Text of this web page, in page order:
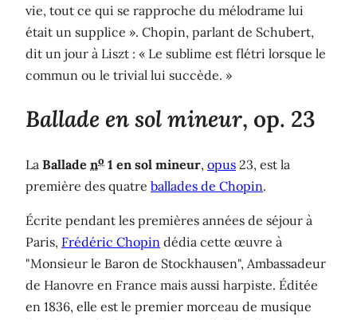
vie, tout ce qui se rapproche du mélodrame lui
était un supplice ». Chopin, parlant de Schubert,
dit un jour à Liszt : « Le sublime est flétri lorsque le
commun ou le trivial lui succède. »
Ballade en sol mineur, op. 23
La Ballade no 1 en sol mineur, opus 23, est la
première des quatre ballades de Chopin.
Écrite pendant les premières années de séjour à
Paris, Frédéric Chopin dédia cette œuvre à
"Monsieur le Baron de Stockhausen", Ambassadeur
de Hanovre en France mais aussi harpiste. Éditée
en 1836, elle est le premier morceau de musique